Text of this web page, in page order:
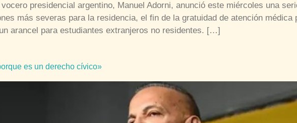
presidencial argentino, Manuel Adorni, anunció este miércoles una
más severas para la residencia, el fin de la gratuidad de atención médica
arancel para estudiantes extranjeros no residentes. […]
es un derecho cívico»